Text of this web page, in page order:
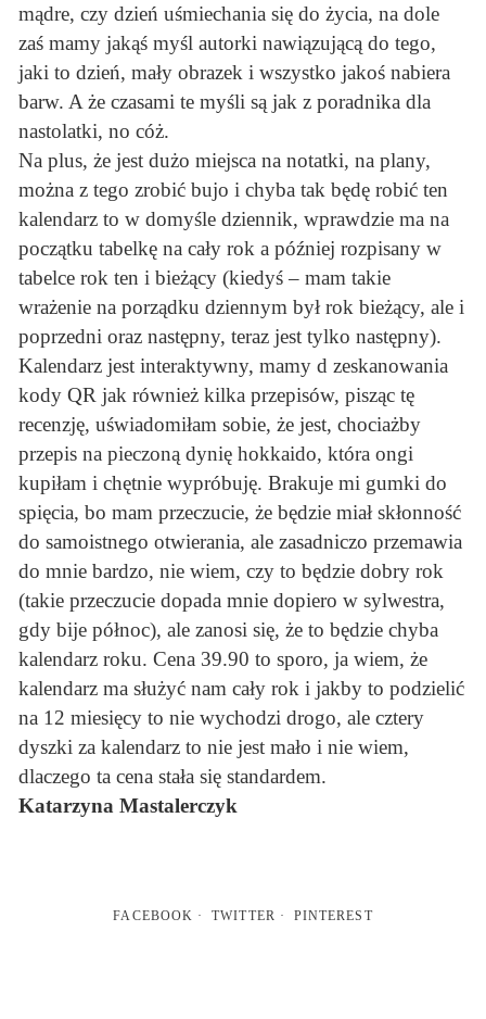
mądre, czy dzień uśmiechania się do życia, na dole
zaś mamy jakąś myśl autorki nawiązującą do tego,
jaki to dzień, mały obrazek i wszystko jakoś nabiera
barw. A że czasami te myśli są jak z poradnika dla
nastolatki, no cóż.
Na plus, że jest dużo miejsca na notatki, na plany,
można z tego zrobić bujo i chyba tak będę robić ten
kalendarz to w domyśle dziennik, wprawdzie ma na
początku tabelkę na cały rok a później rozpisany w
tabelce rok ten i bieżący (kiedyś – mam takie
wrażenie na porządku dziennym był rok bieżący, ale i
poprzedni oraz następny, teraz jest tylko następny).
Kalendarz jest interaktywny, mamy d zeskanowania
kody QR jak również kilka przepisów, pisząc tę
recenzję, uświadomiłam sobie, że jest, chociażby
przepis na pieczoną dynię hokkaido, która ongi
kupiłam i chętnie wypróbuję. Brakuje mi gumki do
spięcia, bo mam przeczucie, że będzie miał skłonność
do samoistnego otwierania, ale zasadniczo przemawia
do mnie bardzo, nie wiem, czy to będzie dobry rok
(takie przeczucie dopada mnie dopiero w sylwestra,
gdy bije północ), ale zanosi się, że to będzie chyba
kalendarz roku. Cena 39.90 to sporo, ja wiem, że
kalendarz ma służyć nam cały rok i jakby to podzielić
na 12 miesięcy to nie wychodzi drogo, ale cztery
dyszki za kalendarz to nie jest mało i nie wiem,
dlaczego ta cena stała się standardem.
Katarzyna Mastalerczyk
FACEBOOK TWITTER PINTEREST